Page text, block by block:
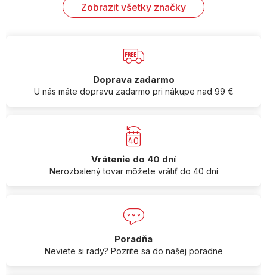
Zobrazit všetky značky
Doprava zadarmo
U nás máte dopravu zadarmo pri nákupe nad 99 €
Vrátenie do 40 dní
Nerozbalený tovar môžete vrátiť do 40 dní
Poradňa
Neviete si rady? Pozrite sa do našej poradne